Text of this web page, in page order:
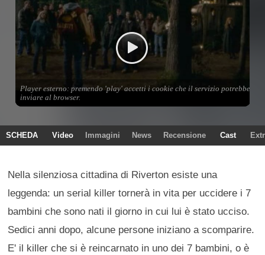
SCHEDA Video Immagini News Recensione Cast
Nella silenziosa cittadina di Riverton esiste una
leggenda: un serial killer tornerà in vita per uccidere i 7
bambini che sono nati il giorno in cui lui è stato ucciso.
Sedici anni dopo, alcune persone iniziano a scomparire.
E' il killer che si è reincarnato in uno dei 7 bambini, o è